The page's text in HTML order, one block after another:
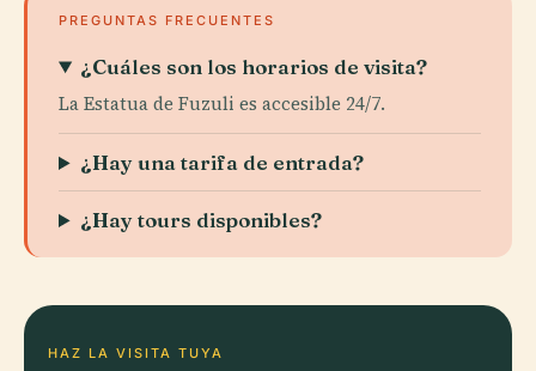
PREGUNTAS FRECUENTES
¿Cuáles son los horarios de visita?
La Estatua de Fuzuli es accesible 24/7.
¿Hay una tarifa de entrada?
¿Hay tours disponibles?
HAZ LA VISITA TUYA